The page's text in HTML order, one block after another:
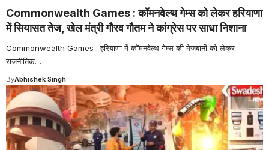
Commonwealth Games : कॉमनवेल्थ गेम्स को लेकर हरियाणा
में सियासत तेज, खेल मंत्री गौरव गौतम ने कांग्रेस पर साधा निशाना
Commonwealth Games : हरियाणा में कॉमनवेल्थ गेम्स की मेजबानी को लेकर
राजनीतिक…
ByAbhishek Singh